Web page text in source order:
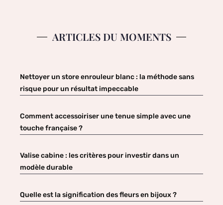
ARTICLES DU MOMENTS
Nettoyer un store enrouleur blanc : la méthode sans
risque pour un résultat impeccable
Comment accessoiriser une tenue simple avec une
touche française ?
Valise cabine : les critères pour investir dans un
modèle durable
Quelle est la signification des fleurs en bijoux ?